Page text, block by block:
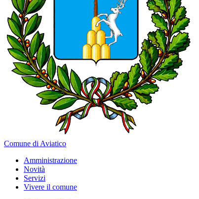
Comune di Aviatico
Amministrazione
Novità
Servizi
Vivere il comune